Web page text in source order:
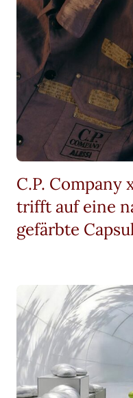
C.P. Company
trifft auf eine
gefärbte